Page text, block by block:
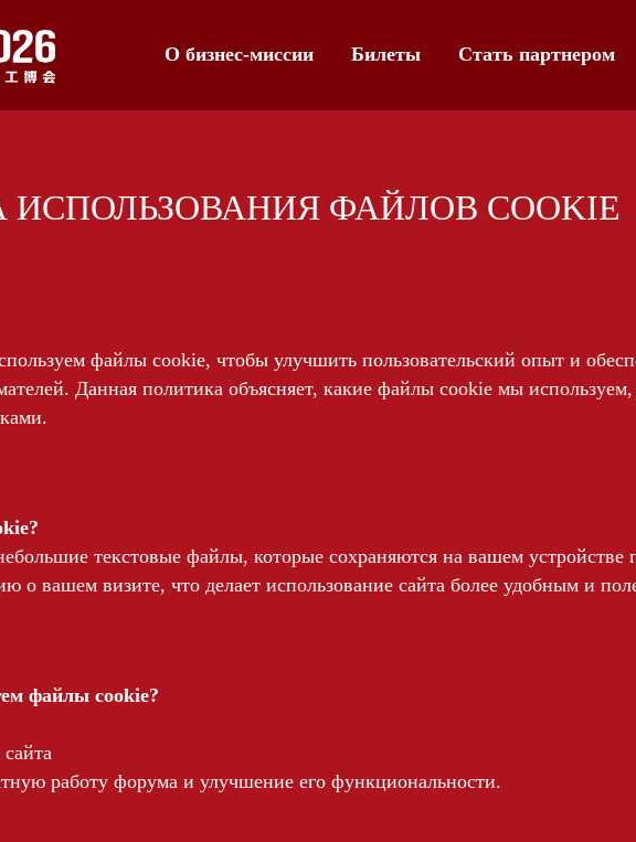
О бизнес-миссии Билеты Стать партнером
ФАЙЛОВ COOKIE
файлы cookie, чтобы улучшить пользовательский опыт и
Данная политика объясняет, какие файлы cookie мы
текстовые файлы, которые сохраняются на вашем
о вашем визите, что делает использование сайта более удобным и
файлы cookie?
работу форума и улучшение его функциональности.